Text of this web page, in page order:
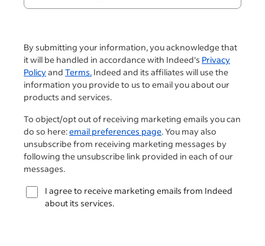
By submitting your information, you acknowledge that
it will be handled in accordance with Indeed's Privacy
Policyand Terms. Indeed and its affiliates will use the
information you provide to us to email you about our
products and services.
To object/opt out of receiving marketing emails you can
do so here:email preferences page. You may also
unsubscribe from receiving marketing messages by
following the unsubscribe link provided in each of our
messages.
I agree to receive marketing emails from Indeed
about its services.